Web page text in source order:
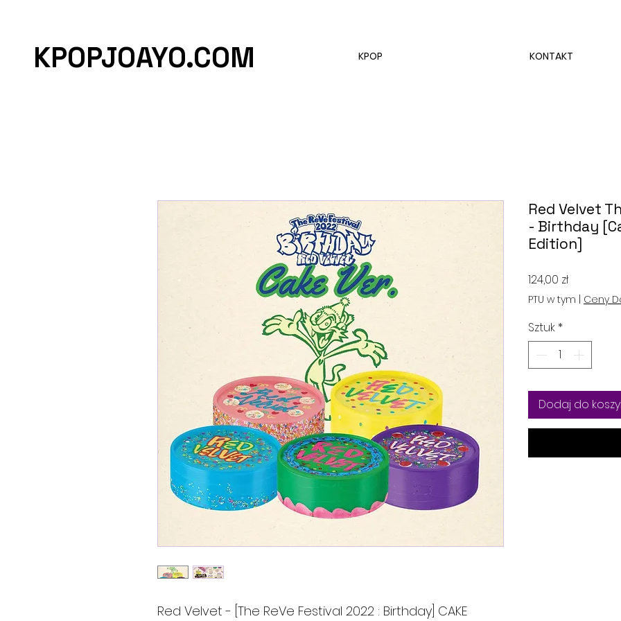
KPOPJOAYO.COM KPOP KONTAKT
Red Velvet - [The ReVe Festival 2022 : Birthday] CAKE
Red Velvet
- Birthday
Edition]
124,00 złCena
PTU w tym Ceny
Sztuk *
Dodaj do